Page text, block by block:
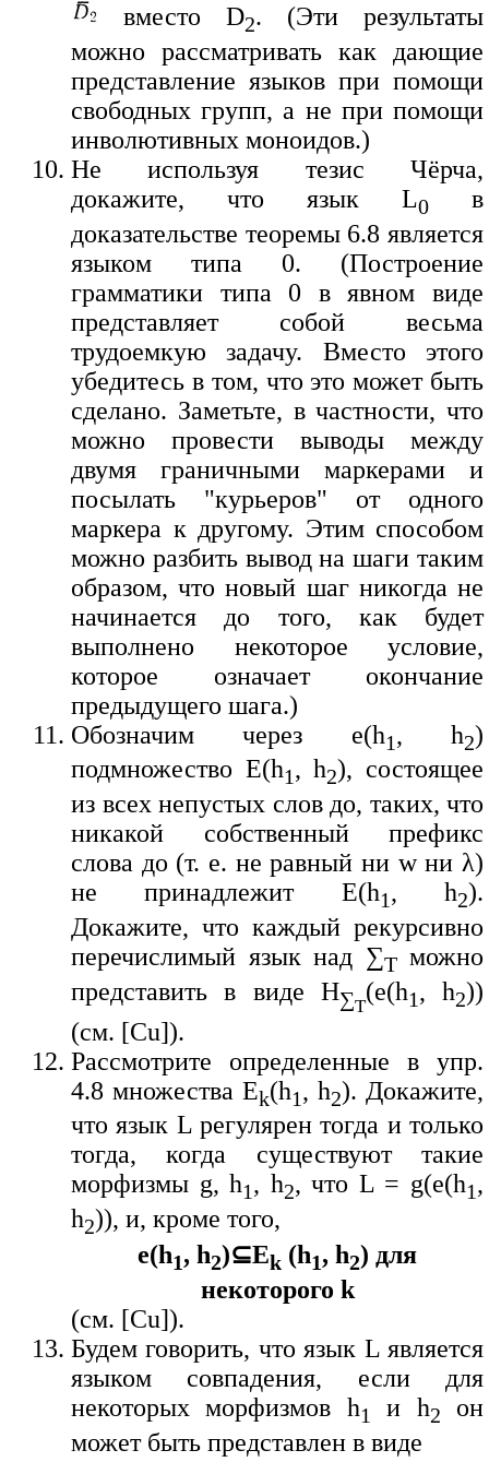
вместо D2. (Эти результаты
можно рассматривать как дающие
представление языков при помощи
свободных групп, а не при помощи
инволютивных моноидов.)
Не используя тезис Чёрча,
докажите, что язык L0 в
доказательстве теоремы 6.8 является
языком типа 0. (Построение
грамматики типа 0 в явном виде
представляет собой весьма
трудоемкую задачу. Вместо этого
убедитесь в том, что это может быть
сделано. Заметьте, в частности, что
можно провести выводы между
двумя граничными маркерами и
посылать "курьеров" от одного
маркера к другому. Этим способом
можно разбить вывод на шаги таким
образом, что новый шаг никогда не
начинается до того, как будет
выполнено некоторое условие,
которое означает окончание
предыдущего шага.)
Обозначим через e(h1, h2)
подмножество E(h1, h2), состоящее
из всех непустых слов до, таких, что
никакой собственный префикс
слова до (т. е. не равный ни w ни λ)
не принадлежит E(h1, h2).
Докажите, что каждый рекурсивно
перечислимый язык над ∑Tможно
представить в виде H∑T
(e(h1, h2))
(см. [Cu]).
Рассмотрите определенные в упр.
4.8 множества Ek(h1, h2). Докажите,
что язык L регулярен тогда и только
тогда, когда существуют такие
морфизмы g, h1, h2, что L = g(e(h1,
h2)), и, кроме того,
e(h1, h2)⊆Ek (h1, h2) для
некоторого k
(см. [Cu]).
Будем говорить, что язык L является
языком совпадения, если для
некоторых морфизмов h1 и h2
он
может быть представлен в виде